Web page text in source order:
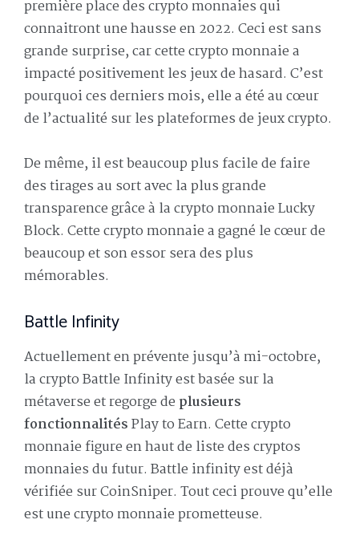
première place des crypto monnaies qui
connaitront une hausse en 2022. Ceci est sans
grande surprise, car cette crypto monnaie a
impacté positivement les jeux de hasard. C’est
pourquoi ces derniers mois, elle a été au cœur
de l’actualité sur les plateformes de jeux crypto.
De même, il est beaucoup plus facile de faire
des tirages au sort avec la plus grande
transparence grâce à la crypto monnaie Lucky
Block. Cette crypto monnaie a gagné le cœur de
beaucoup et son essor sera des plus
mémorables.
Battle Infinity
Actuellement en prévente jusqu’à mi-octobre,
la crypto Battle Infinity est basée sur la
métaverse et regorge de plusieurs
fonctionnalitésPlay to Earn. Cette crypto
monnaie figure en haut de liste des cryptos
monnaies du futur. Battle infinity est déjà
vérifiée sur CoinSniper. Tout ceci prouve qu’elle
est une crypto monnaie prometteuse.